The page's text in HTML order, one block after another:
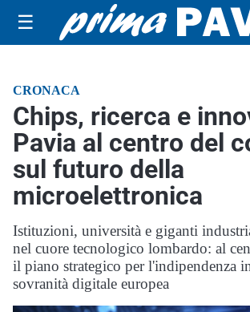
☰
CRONACA
Chips, ricerca e
Pavia al centro del
sul futuro della
microelettronica
Istituzioni, università e giganti
nel cuore tecnologico lombardo: al
il piano strategico per l'indipendenza
sovranità digitale europea